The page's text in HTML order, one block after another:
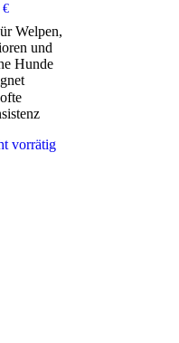
€
Welpen,
und
Hunde
vorrätig